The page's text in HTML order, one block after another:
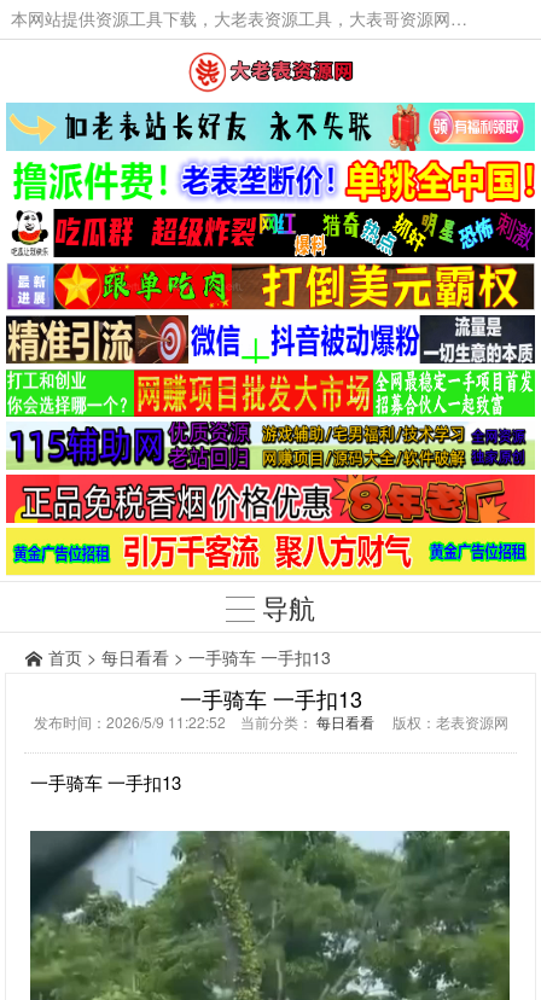
本网站提供资源工具下载，大老表资源工具，大表哥资源网软件工具，大老表资源下载，活动线报福利资源分享,活动线报，大型网游经典游戏，网络热门技术游戏辅助交流与分享。
导航
首页 > 每日看看 > 一手骑车 一手扣13
一手骑车 一手扣13
发布时间：2026/5/9 11:22:52 当前分类： 每日看看版权：老表资源网
一手骑车 一手扣13